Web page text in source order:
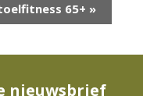
65+ »
nieuwsbrief